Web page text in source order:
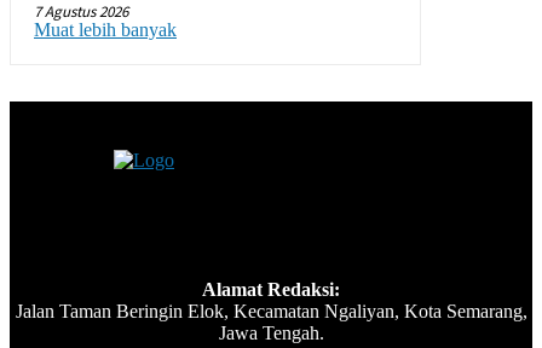
7 Agustus 2026
Muat lebih banyak
Alamat Redaksi:
Jalan Taman Beringin Elok, Kecamatan Ngaliyan, Kota Semarang,
Jawa Tengah.